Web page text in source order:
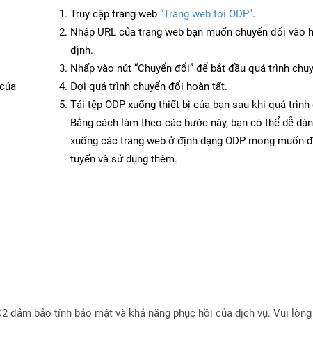
Truy cập trang web “Trang web tới ODP”.
Nhập URL của trang web bạn muốn chuyển đổi vào
định.
Nhấp vào nút “Chuyển đổi” để bắt đầu quá trình
Đợi quá trình chuyển đổi hoàn tất.
Tải tệp ODP xuống thiết bị của bạn sau khi quá
Bằng cách làm theo các bước này, bạn có thể dễ
xuống các trang web ở định dạng ODP mong muốn
tuyến và sử dụng thêm.
đảm bảo tính bảo mật và khả năng phục hồi của dịch vụ. Vui